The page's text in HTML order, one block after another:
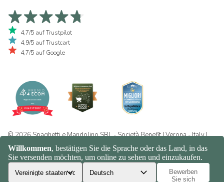
4,7/5 auf Trustpilot
4,9/5 auf Trustcart
4,7/5 auf Google
© 2026 Spaghetti e Mandolino SRL - Società Benefit | Verona - Italy |
+39 351 865 9444 | P.I. IT04913730232 | Certificazione BIO: IT-BIO-
016.380-0110744.2026.001 | REA VR-455804 |Datenschutz- und
Cookie-Richtlinie|Sitemap